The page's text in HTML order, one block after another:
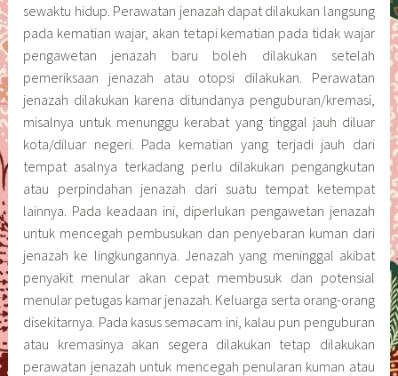
sewaktu hidup. Perawatan jenazah dapat dilakukan langsung
pada kematian wajar, akan tetapi kematian pada tidak wajar
pengawetan jenazah baru boleh dilakukan setelah
pemeriksaan jenazah atau otopsi dilakukan. Perawatan
jenazah dilakukan karena ditundanya penguburan/kremasi,
misalnya untuk menunggu kerabat yang tinggal jauh diluar
kota/diluar negeri. Pada kematian yang terjadi jauh dari
tempat asalnya terkadang perlu dilakukan pengangkutan
atau perpindahan jenazah dari suatu tempat ketempat
lainnya. Pada keadaan ini, diperlukan pengawetan jenazah
untuk mencegah pembusukan dan penyebaran kuman dari
jenazah ke lingkungannya. Jenazah yang meninggal akibat
penyakit menular akan cepat membusuk dan potensial
menular petugas kamar jenazah. Keluarga serta orang-orang
disekitarnya. Pada kasus semacam ini, kalau pun penguburan
atau kremasinya akan segera dilakukan tetap dilakukan
perawatan jenazah untuk mencegah penularan kuman atau